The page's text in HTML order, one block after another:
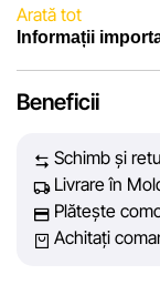
Arată tot
Informații
încrederea
prezentate pe
actuale. Scopul
veridice, pentru
de cumpărare.
Beneficii
Schimb și
Livrare în
Plătește
Achitați